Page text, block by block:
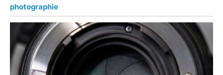
photographie